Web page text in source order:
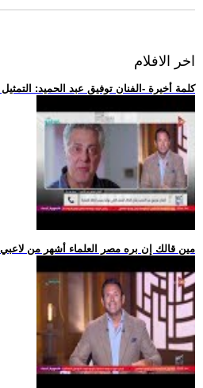
اخر الافلام
.. كلمة أخيرة -الفنان توفيق عبد الحميد:
.. مين قالك إن بره مصر العلماء أشهر من لاعبي